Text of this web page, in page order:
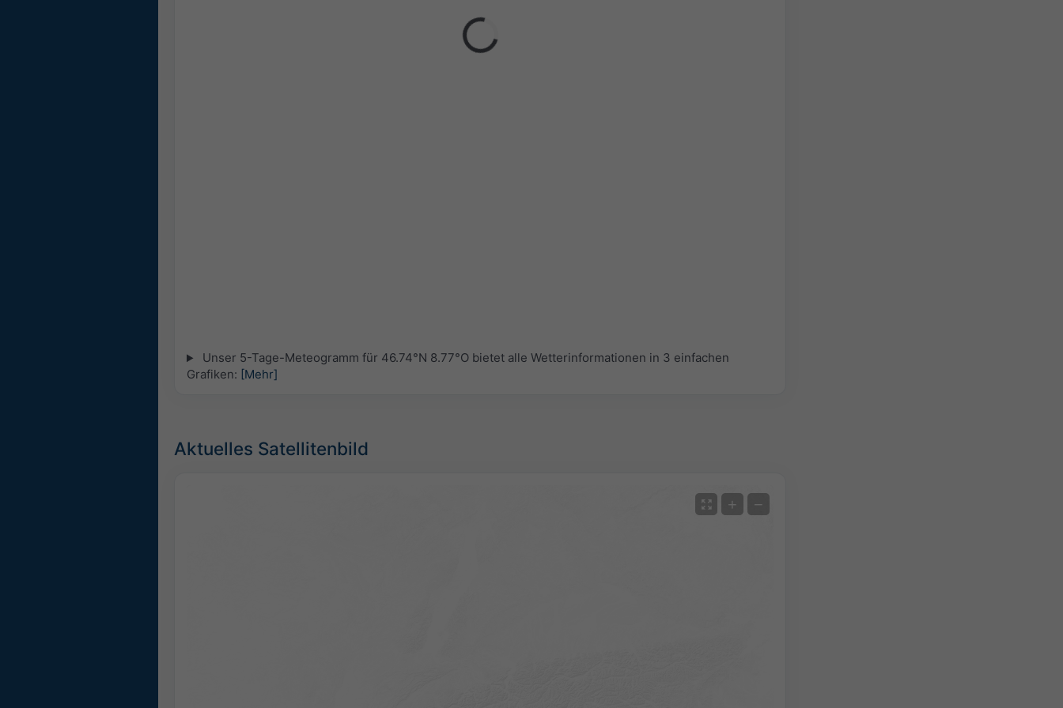
Unser 5-Tage-Meteogramm für 46.74°N 8.77°O bietet alle Wetterinformationen in 3 einfachen
Grafiken: [Mehr]
Aktuelles Satellitenbild
+ −